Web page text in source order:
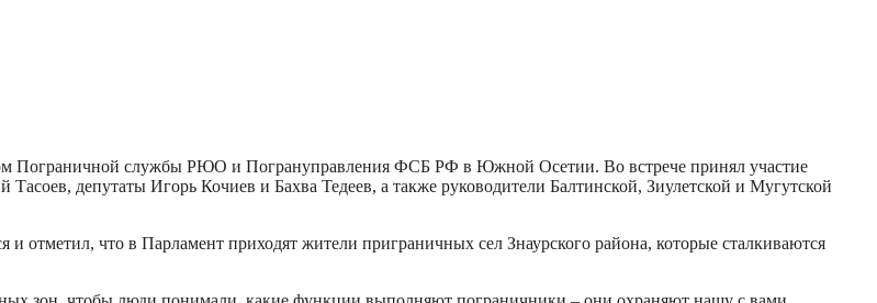
Пограничной службы РЮО и Погрануправления ФСБ РФ в Южной Осетии. Во встрече принял участие
депутаты Игорь Кочиев и Бахва Тедеев, а также руководители Балтинской, Зиулетской и Мугутской
и отметил, что в Парламент приходят жители приграничных сел Знаурского района, которые сталкиваются